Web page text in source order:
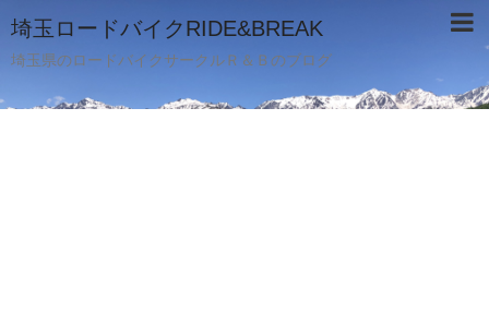
埼玉ロードバイクRIDE&BREAK
埼玉県のロードバイクサークルＲ＆Ｂのブログ